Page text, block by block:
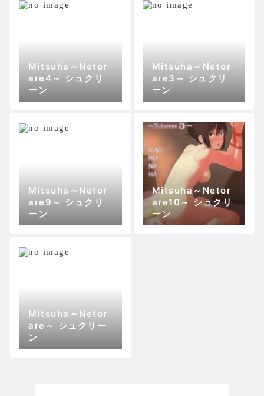
Mitsuha～Netor
are4～ シュクリ
ーン
Mitsuha～Netor
are3～ シュクリ
ーン
Mitsuha～Netor
are9～ シュクリ
ーン
Mitsuha～Netor
are10～ シュクリ
ーン
Mitsuha～Netor
are～ シュクリー
ン